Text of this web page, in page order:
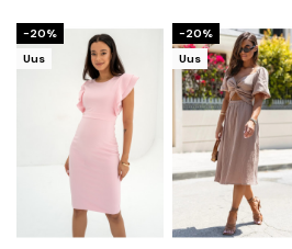
−20%
Uus
−20%
Uus